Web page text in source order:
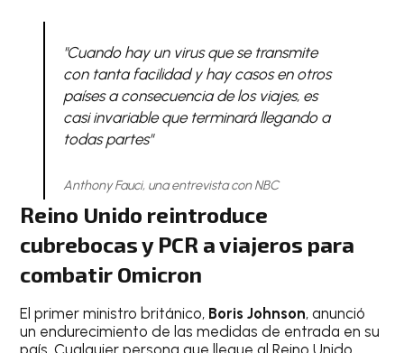
"Cuando hay un virus que se transmite
con tanta facilidad y hay casos en otros
países a consecuencia de los viajes, es
casi invariable que terminará llegando a
todas partes"
Anthony Fauci, una entrevista con NBC
Reino Unido reintroduce
cubrebocas y PCR a viajeros para
combatir Omicron
El primer ministro británico, Boris Johnson, anunció
un endurecimiento de las medidas de entrada en su
país. Cualquier persona que llegue al Reino Unido,